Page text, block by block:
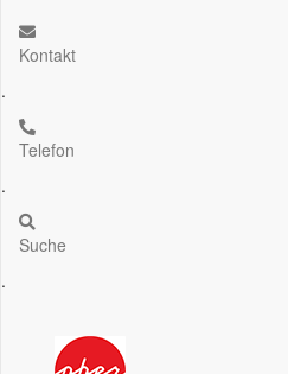
Kontakt
.
Telefon
.
Suche
.